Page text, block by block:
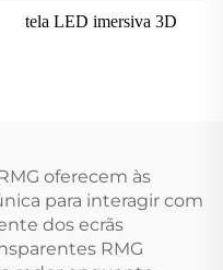
tela LED imersiva 3D
oferecem às
para interagir com
dos ecrãs
RMG